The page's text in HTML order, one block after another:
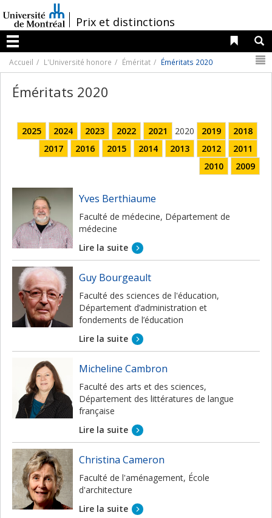
au
contenu
/Prix et distinctions
Menu
Liens
Accueil L'Université honore Éméritat Éméritats 2020
Éméritats 2020
2025 2024 2023 2022 2021 2020 2019
2018
2017
2016 2015 2014 2013 2012
2011
2010
2009
Yves Berthiaume
Faculté de médecine, Département de
médecine
Lire la suite
Guy Bourgeault
Faculté des sciences de l'éducation,
Département d’administration et
fondements de l’éducation
Lire la suite
Micheline Cambron
Faculté des arts et des sciences,
Département des littératures de langue
française
Lire la suite
Christina Cameron
Faculté de l'aménagement, École
d'architecture
Lire la suite